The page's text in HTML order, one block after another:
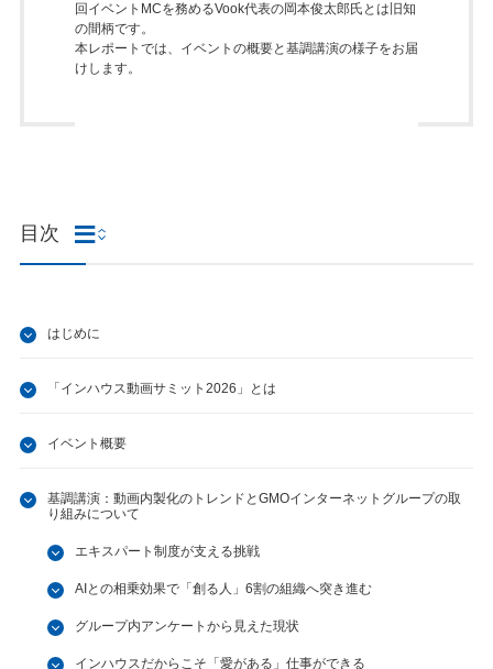
回イベントMCを務めるVook代表の岡本俊太郎氏とは旧知
の間柄です。
本レポートでは、イベントの概要と基調講演の様子をお届
けします。
目次
はじめに
「インハウス動画サミット2026」とは
イベント概要
基調講演：動画内製化のトレンドとGMOインターネットグループの取
り組みについて
エキスパート制度が支える挑戦
AIとの相乗効果で「創る人」6割の組織へ突き進む
グループ内アンケートから見えた現状
インハウスだからこそ「愛がある」仕事ができる